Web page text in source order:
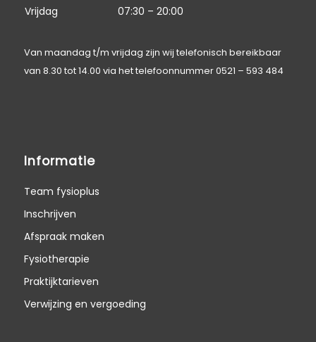
Vrijdag 07:30 – 20:00
Van maandag t/m vrijdag zijn wij telefonisch bereikbaar
van 8.30 tot 14.00 via het telefoonnummer0521 – 593 484
Informatie
Team fysioplus
Inschrijven
Afspraak maken
Fysiotherapie
Praktijktarieven
Verwijzing en vergoeding